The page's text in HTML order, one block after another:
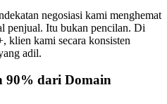
negosiasi kami menghemat
penjual. Itu bukan pencilan. Di
klien kami secara konsisten
adil.
90% dari Domain